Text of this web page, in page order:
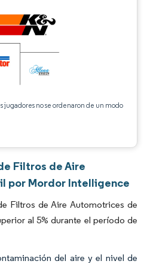
jugadores no se ordenaron de un modo
Filtros de Aire
por Mordor Intelligence
Filtros de Aire Automotrices de
al 5% durante el período de
del aire y el nivel de